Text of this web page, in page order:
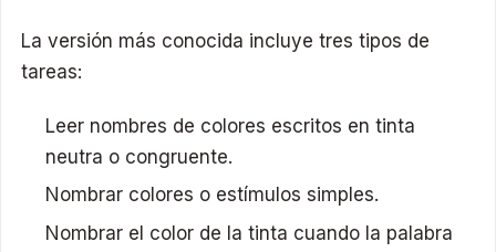
La versión más conocida incluye tres tipos de
tareas:
Leer nombres de colores escritos en tinta
neutra o congruente.
Nombrar colores o estímulos simples.
Nombrar el color de la tinta cuando la palabra